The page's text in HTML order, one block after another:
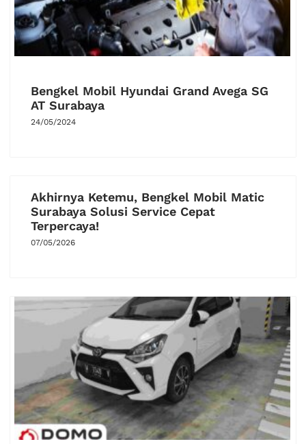
Bengkel Mobil Hyundai Grand Avega SG
AT Surabaya
24/05/2024
Akhirnya Ketemu, Bengkel Mobil Matic
Surabaya Solusi Service Cepat
Terpercaya!
07/05/2026